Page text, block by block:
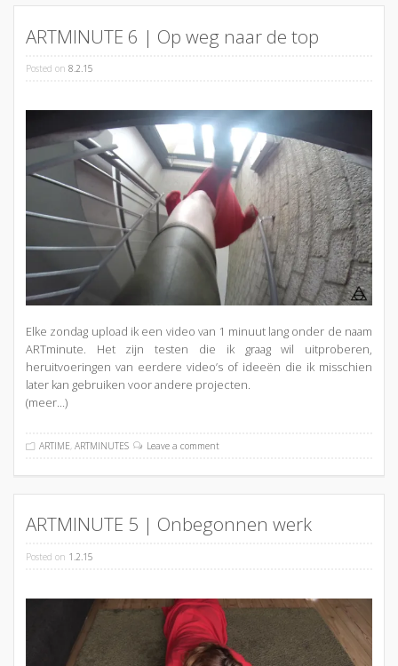
ARTMINUTE 6 | Op weg naar de top
Posted on 8.2.15
Elke zondag upload ik een video van 1 minuut lang onder de naam
ARTminute. Het zijn testen die ik graag wil uitproberen,
heruitvoeringen van eerdere video’s of ideeën die ik misschien
later kan gebruiken voor andere projecten.
(meer…)
ARTIME, ARTMINUTES Leave a comment
ARTMINUTE 5 | Onbegonnen werk
Posted on 1.2.15